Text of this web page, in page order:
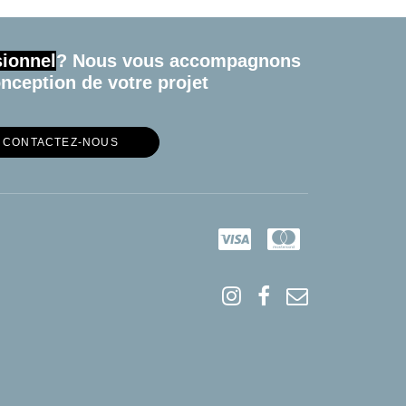
? Nous vous accompagnons
de votre projet
CONTACTEZ-NOUS